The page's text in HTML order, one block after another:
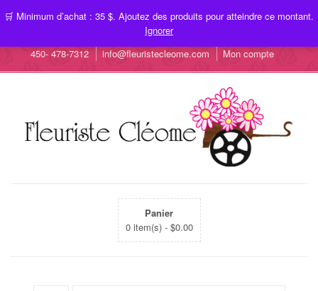
450- 478-7312 info@fleuristecleome.com Mon compte
Panier
0 item(s) - $0.00
🛒 Minimum d’achat : 35 $. Ajoutez des produits pour atteindre ce montant.
Ignorer